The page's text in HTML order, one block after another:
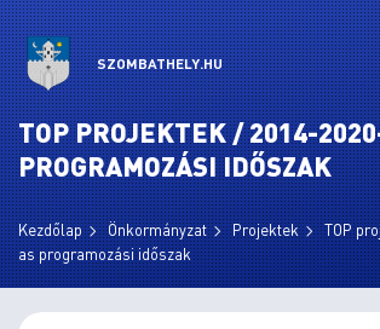
SZOMBATHELY.HU
TOP PROJEKTEK / 2014-
PROGRAMOZÁSI IDŐSZAK
Kezdőlap Önkormányzat Projektek
TOP
as programozási időszak